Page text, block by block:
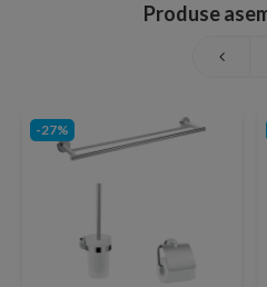
Produse
-27%